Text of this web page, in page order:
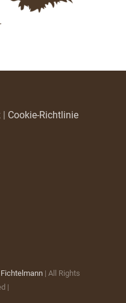
| Cookie-Richtlinie
| All Rights
|